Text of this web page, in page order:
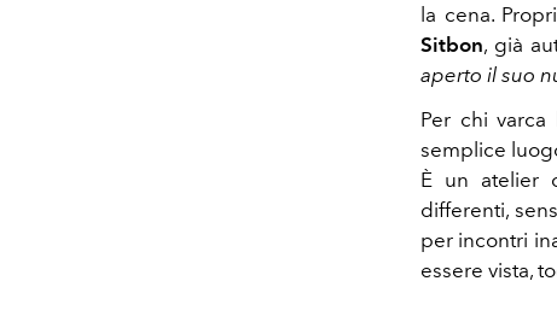
la cena.
Sitbon, già
aperto il suo
Per chi
semplice
È un atelier
differenti,
per incontri
essere vista,